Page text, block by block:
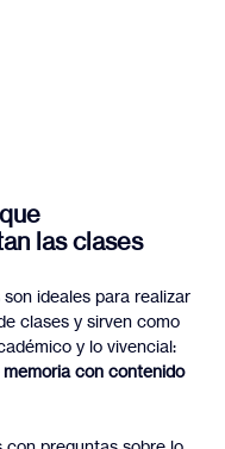
las clases
ideales para realizar
clases y sirven como
y lo vivencial:
con contenido